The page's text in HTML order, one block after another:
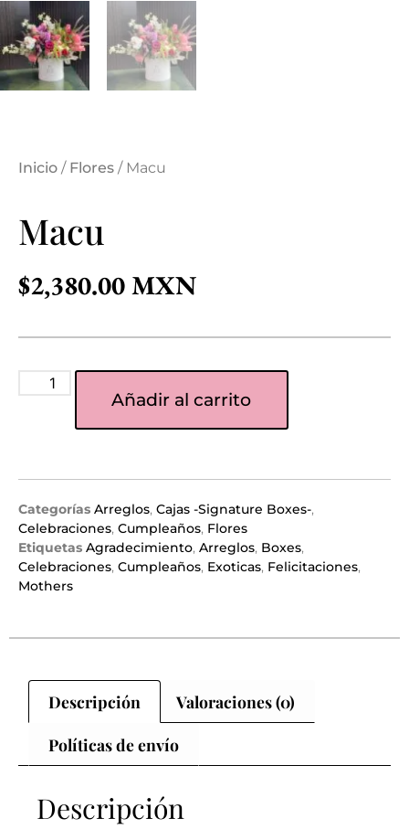
Inicio / Flores / Macu
Macu
$2,380.00
Añadir al carrito
Categorías Arreglos, Cajas -Signature Boxes-,
Celebraciones, Cumpleaños, Flores
Etiquetas Agradecimiento, Arreglos, Boxes,
Celebraciones, Cumpleaños, Exoticas, Felicitaciones,
Mothers
Descripción Valoraciones (0)
Políticas de envío
Descripción